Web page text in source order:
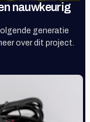
nauwkeurig
generatie
over dit project.